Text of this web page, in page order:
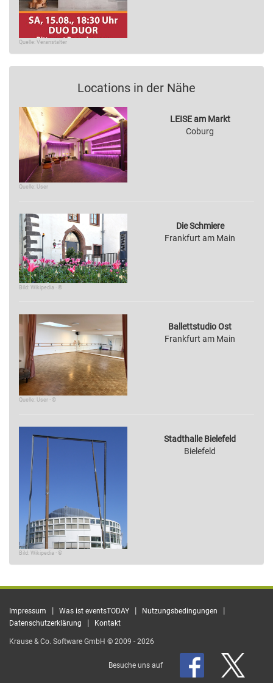
Quelle: Veranstalter
Locations in der Nähe
Quelle: User
LEISE am Markt
Coburg
Bild: Wikipedia · ©
Die Schmiere
Frankfurt am Main
Quelle: User · ©
Ballettstudio Ost
Frankfurt am Main
Bild: Wikipedia · ©
Stadthalle Bielefeld
Bielefeld
Impressum | Was ist eventsTODAY | Nutzungsbedingungen |
Datenschutzerklärung | Kontakt
Krause & Co. Software GmbH © 2009 - 2026
Besuche uns auf